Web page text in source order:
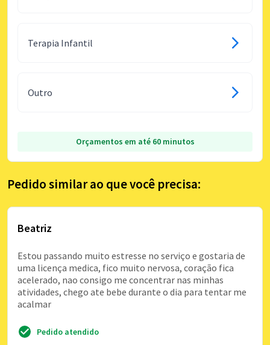
Terapia Infantil
Outro
Orçamentos em até 60 minutos
Pedido similar ao que você precisa:
Beatriz
Estou passando muito estresse no serviço e gostaria de
uma licença medica, fico muito nervosa, coração fica
acelerado, nao consigo me concentrar nas minhas
atividades, chego ate bebe durante o dia para tentar me
acalmar
Pedido atendido